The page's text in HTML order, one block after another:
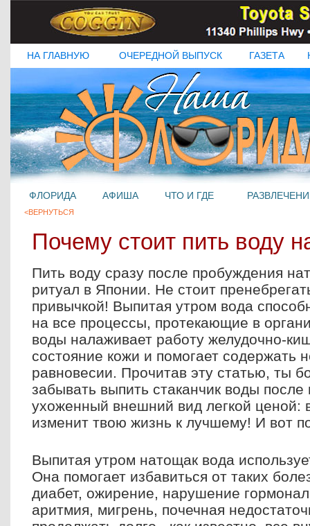
НА ГЛАВНУЮ ОЧЕРЕДНОЙ ВЫПУСК ГАЗЕТА
ФЛОРИДА АФИША ЧТО И ГДЕ
<ВЕРНУТЬСЯ
Почему стоит пить воду
Пить воду сразу после пробуждения
ритуал в Японии. Не стоит
привычкой! Выпитая утром вода
на все процессы, протекающие в
воды налаживает работу желудочно-
состояние кожи и помогает содержать
равновесии. Прочитав эту статью, ты
забывать выпить стаканчик воды
ухоженный внешний вид легкой ценой:
изменит твою жизнь к лучшему! И вот
Выпитая утром натощак вода
Она помогает избавиться от таких
диабет, ожирение, нарушение
аритмия, мигрень, почечная